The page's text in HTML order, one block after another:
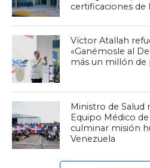
certificaciones de
Víctor Atallah
«Ganémosle al
más un millón de
Ministro de Salud
Equipo Médico
culminar misión
Venezuela